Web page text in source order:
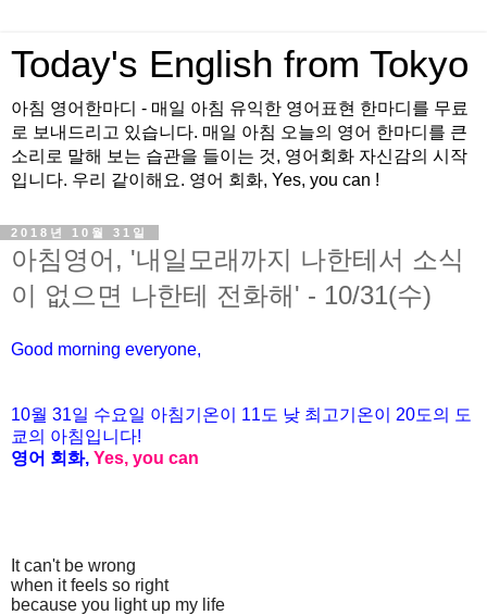
Today's English from Tokyo
아침 영어한마디 - 매일 아침 유익한 영어표현 한마디를 무료
로 보내드리고 있습니다. 매일 아침 오늘의 영어 한마디를 큰
소리로 말해 보는 습관을 들이는 것, 영어회화 자신감의 시작
입니다. 우리 같이해요. 영어 회화, Yes, you can !
2018년 10월 31일
아침영어, '내일모래까지 나한테서 소식
이 없으면 나한테 전화해' - 10/31(수)
Good morning everyone,
10월 31일 수요일 아침기온이 11도 낮 최고기온이 20도의 도
쿄의 아침입니다!
영어 회화, Yes, you can
It can't be wrong
when it feels so right
because you light up my life